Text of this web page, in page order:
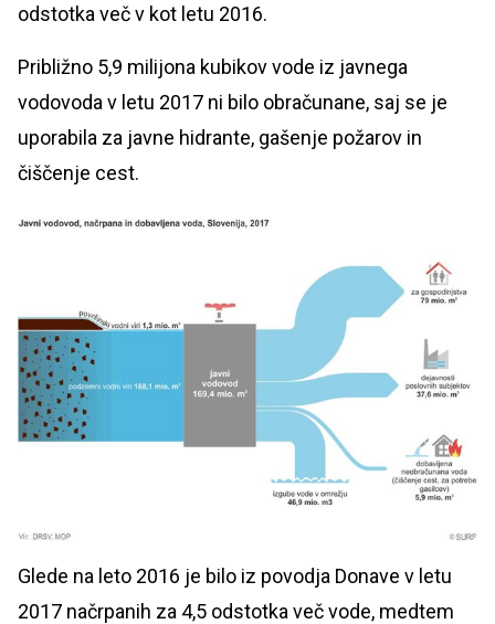
odstotka več v kot letu 2016.
Približno 5,9 milijona kubikov vode iz javnega
vodovoda v letu 2017 ni bilo obračunane, saj se je
uporabila za javne hidrante, gašenje požarov in
čiščenje cest.
Glede na leto 2016 je bilo iz povodja Donave v letu
2017 načrpanih za 4,5 odstotka več vode, medtem